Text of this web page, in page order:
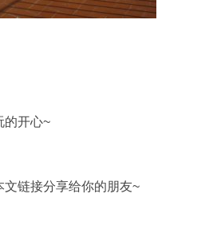
的开心~
链接分享给你的朋友~